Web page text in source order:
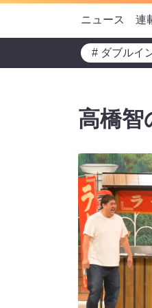
ニュース 連
# ダブルイ
高橋智